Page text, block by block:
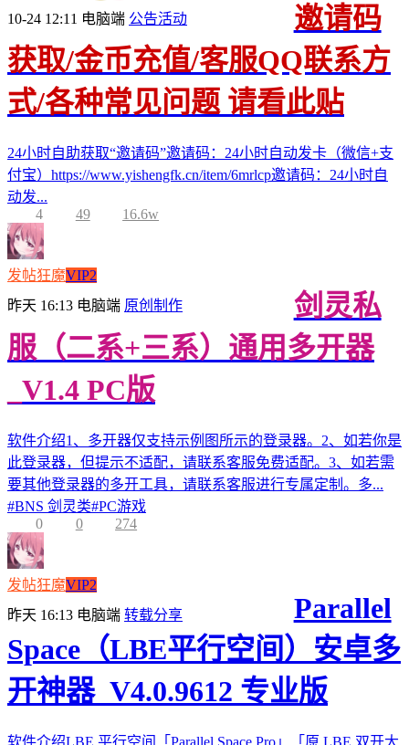
10-24 12:11 电脑端 公告活动
邀请码
获取/金币充值/客服QQ联系方
式/各种常见问题 请看此贴
24小时自助获取“邀请码”邀请码：24小时自动发卡（微信+支
付宝）https://www.yishengfk.cn/item/6mrlcp邀请码：24小时自
动发...
4
49 16.6w
发帖狂魔VIP2
昨天 16:13 电脑端 原创制作
剑灵私
服（二系+三系）通用多开器
_V1.4 PC版
软件介绍1、多开器仅支持示例图所示的登录器。2、如若你是
此登录器，但提示不适配，请联系客服免费适配。3、如若需
要其他登录器的多开工具，请联系客服进行专属定制。多...
#BNS 剑灵类#PC游戏
0
0 274
发帖狂魔VIP2
昨天 16:13 电脑端 转载分享
Parallel
Space（LBE平行空间）安卓多
开神器_V4.0.9612 专业版
软件介绍LBE 平行空间「Parallel Space Pro」「原 LBE 双开大